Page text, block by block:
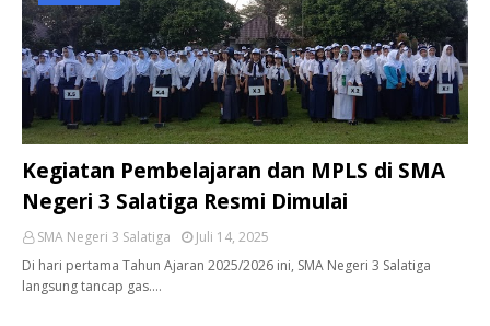
Kegiatan Pembelajaran dan MPLS di SMA
Negeri 3 Salatiga Resmi Dimulai
SMA Negeri 3 Salatiga
Juli 14, 2025
Di hari pertama Tahun Ajaran 2025/2026 ini, SMA Negeri 3 Salatiga
langsung tancap gas.…